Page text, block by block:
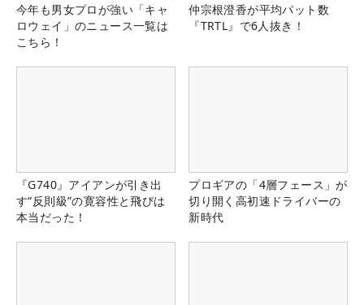
今年も男女プロが強い「キャ
ロウェイ」のニュース一覧は
こちら！
仲宗根澄香が平均パット数
『TRTL』で6人抜き！
『G740』アイアンが引き出
す“反則級”の寛容性と飛びは
本当だった！
プロギアの「4層フェース」が
切り開く高初速ドライバーの
新時代